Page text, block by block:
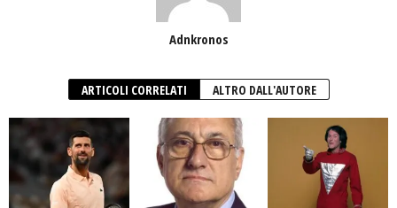
Adnkronos
ARTICOLI CORRELATI ALTRO DALL'AUTORE